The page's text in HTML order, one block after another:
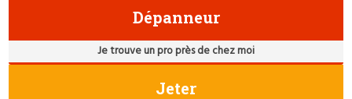
Dépanneur
Je trouve un pro près de chez moi
Jeter